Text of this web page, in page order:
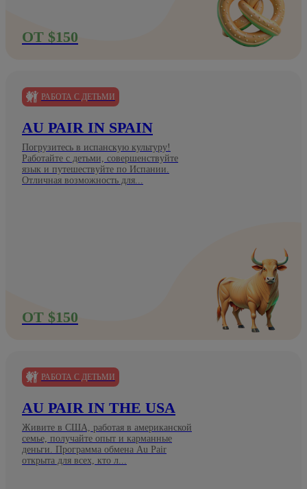
ОТ $150
РАБОТА С ДЕТЬМИ
AU PAIR IN SPAIN
Погрузитесь в испанскую культуру!
Работайте с детьми, совершенствуйте
язык и путешествуйте по Испании.
Отличная возможность для...
ОТ $150
РАБОТА С ДЕТЬМИ
AU PAIR IN THE USA
Живите в США, работая в американской
семье, получайте опыт и карманные
деньги. Программа обмена Au Pair
открыта для всех, кто л...